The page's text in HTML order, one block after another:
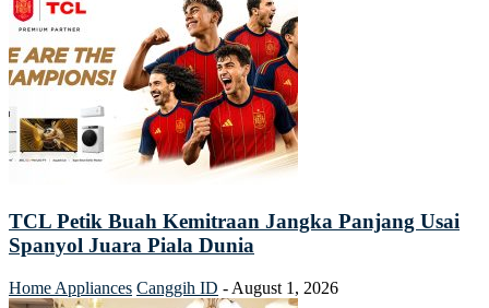
TCL Petik Buah Kemitraan Jangka Panjang Usai
Spanyol Juara Piala Dunia
Home Appliances Canggih ID - August 1, 2026